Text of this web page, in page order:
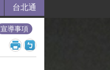
台北通
宣導事項